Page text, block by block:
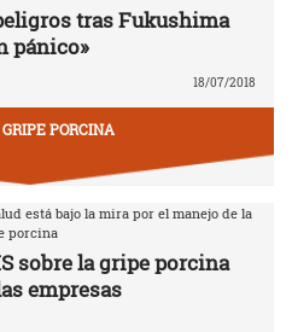
tras Fukushima
pánico»
18/07/2018
PORCINA
está bajo la mira por el manejo de la
porcina
sobre la gripe porcina
empresas